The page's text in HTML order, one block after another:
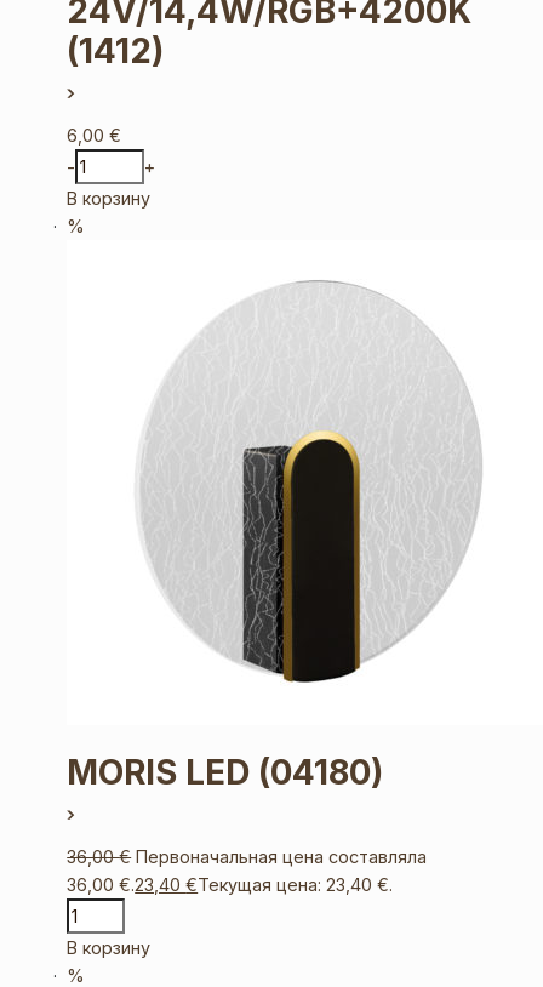
24V/14,4W/RGB+4200K
(1412)
6,00€
-
+
В корзину
%
MORIS LED (04180)
36,00€ Первоначальная цена составляла
36,00 €.23,40€Текущая цена: 23,40 €.
В корзину
%